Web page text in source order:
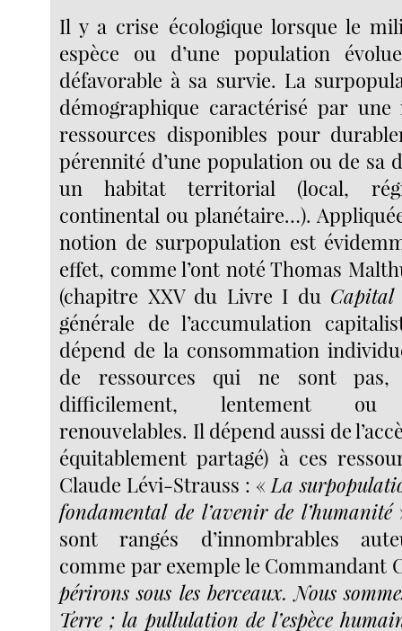
Il y a crise écologique lorsque le
espèce ou d’une population
défavorable à sa survie. La
démographique caractérisé par une
ressources disponibles pour
pérennité d’une population ou de sa
un habitat territorial (local,
continental ou planétaire…).
notion de surpopulation est
effet, comme l’ont noté Thomas
(chapitre XXV du Livre I du Capital
générale de l’accumulation
dépend de la consommation
de ressources qui ne sont
difficilement, lentement ou
renouvelables. Il dépend aussi de
équitablement partagé) à ces
Claude Lévi-Strauss : «La
fondamental de l’avenir de l’humanité
sont rangés d’innombrables
comme par exemple le Commandant
périrons sous les berceaux. Nous
Terre ; la pullulation de l’espèce